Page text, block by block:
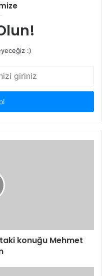
:)
konuğu Mehmet